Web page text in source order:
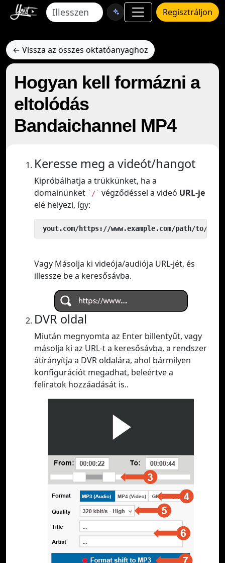
Regisztráljon
← Vissza az összes oktatóanyaghoz
Hogyan kell formázni a
eltolódás
Bandaichannel MP4
Keresse meg a videót/hangot
Kipróbálhatja a trükkünket, ha a
domainünket `/` végződéssel a videó URL-je
elé helyezi, így:
yout.com/https://www.example.com/path/to/
Vagy Másolja ki videója/audiója URL-jét, és
illessze be a keresősávba.
DVR oldal
Miután megnyomta az Enter billentyűt, vagy
másolja ki az URL-t a keresősávba, a rendszer
átirányítja a DVR oldalára, ahol bármilyen
konfigurációt megadhat, beleértve a
feliratok hozzáadását is..